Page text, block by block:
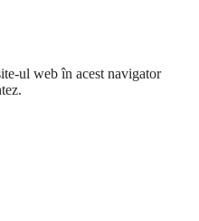
ul web în acest navigator